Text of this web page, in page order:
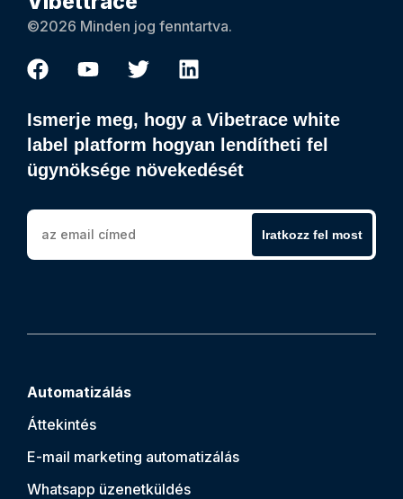
©2026 Minden jog fenntartva.
Ismerje meg, hogy a Vibetrace white
label platform hogyan lendítheti fel
ügynöksége növekedését
Iratkozz fel most
Automatizálás
Áttekintés
E-mail marketing automatizálás
Whatsapp üzenetküldés